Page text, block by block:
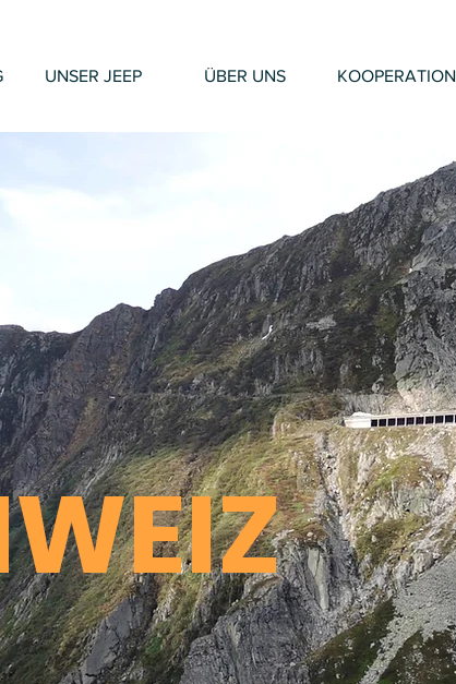
UNSER JEEP ÜBER UNS KOOPERATION